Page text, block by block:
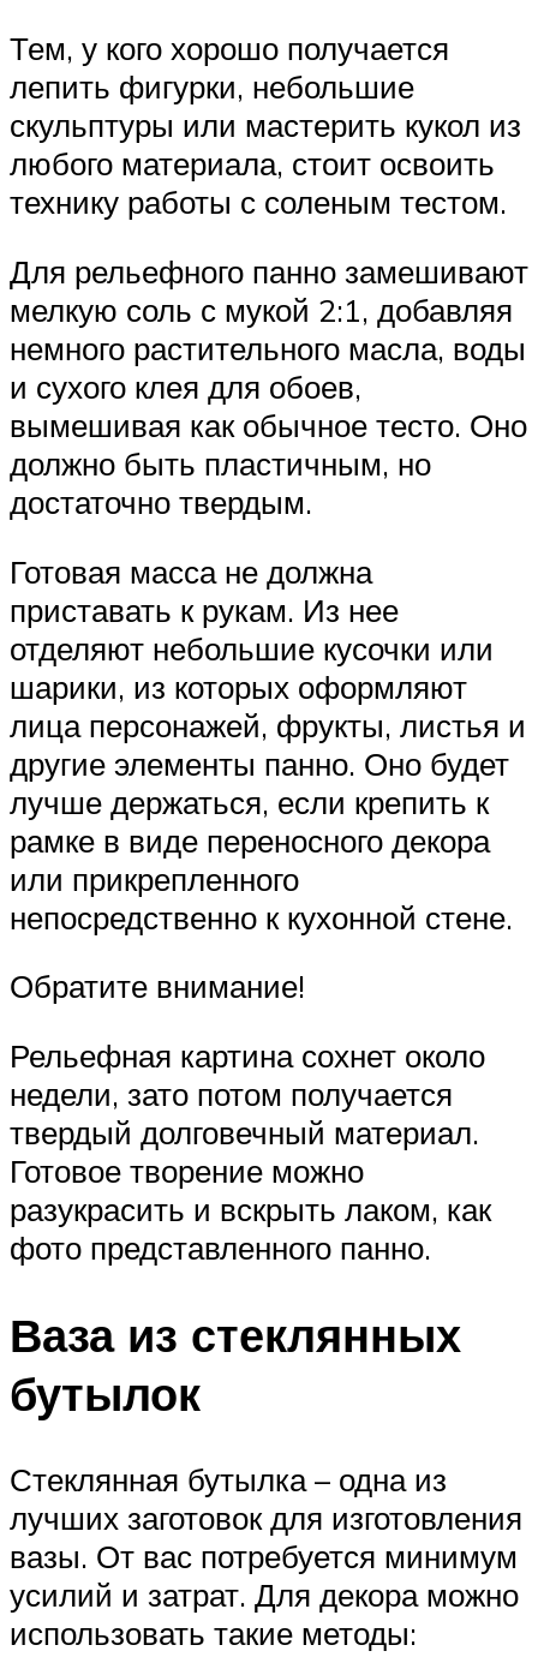
Тем, у кого хорошо получается
лепить фигурки, небольшие
скульптуры или мастерить кукол из
любого материала, стоит освоить
технику работы с соленым тестом.
Для рельефного панно замешивают
мелкую соль с мукой 2:1, добавляя
немного растительного масла, воды
и сухого клея для обоев,
вымешивая как обычное тесто. Оно
должно быть пластичным, но
достаточно твердым.
Готовая масса не должна
приставать к рукам. Из нее
отделяют небольшие кусочки или
шарики, из которых оформляют
лица персонажей, фрукты, листья и
другие элементы панно. Оно будет
лучше держаться, если крепить к
рамке в виде переносного декора
или прикрепленного
непосредственно к кухонной стене.
Обратите внимание!
Рельефная картина сохнет около
недели, зато потом получается
твердый долговечный материал.
Готовое творение можно
разукрасить и вскрыть лаком, как
фото представленного панно.
Ваза из стеклянных
бутылок
Стеклянная бутылка – одна из
лучших заготовок для изготовления
вазы. От вас потребуется минимум
усилий и затрат. Для декора можно
использовать такие методы: